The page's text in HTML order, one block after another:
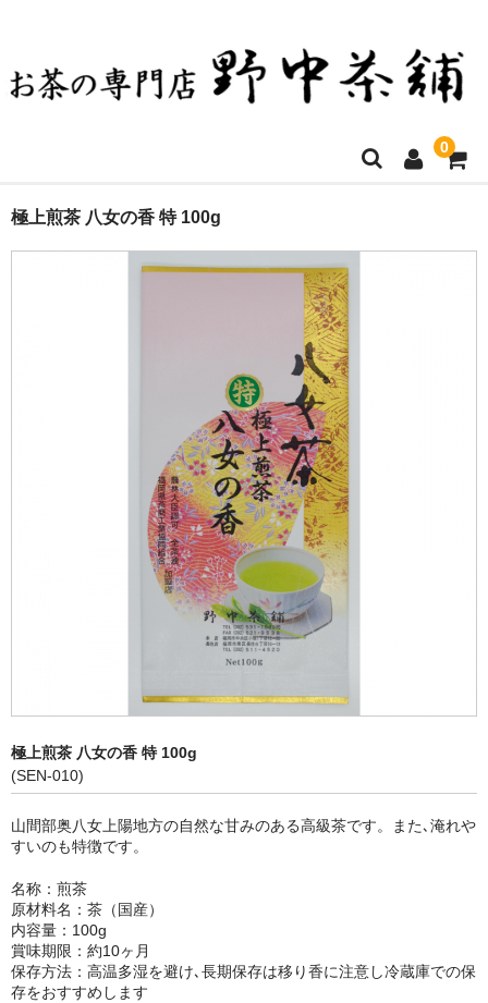
0
ホーム
極上煎茶 八女の香 特 100g
極上煎茶 八女の香 特 100g
(SEN-010)
山間部奥八女上陽地方の自然な甘みのある高級茶です。また､淹れや
すいのも特徴です。
名称：煎茶
原材料名：茶（国産）
内容量：100g
賞味期限：約10ヶ月
保存方法：高温多湿を避け､長期保存は移り香に注意し冷蔵庫での保
存をおすすめします